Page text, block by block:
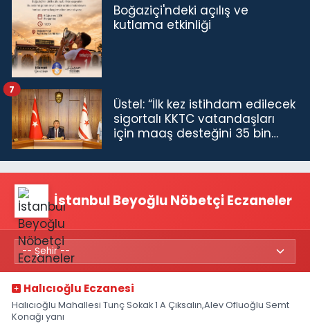
Boğaziçi'ndeki açılış ve
kutlama etkinliği
Üstel: “İlk kez istihdam edilecek
sigortalı KKTC vatandaşları
için maaş desteğini 35 bin
7
İstanbul Beyoğlu Nöbetçi Eczaneler
Halıcıoğlu Eczanesi
Halıcıoğlu Mahallesi Tunç Sokak 1 A Çıksalın,Alev Ofluoğlu Semt
Konağı yanı